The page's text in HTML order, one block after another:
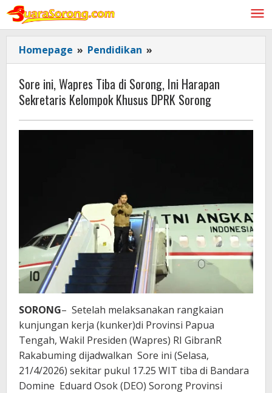
Lewati
konten
Homepage » Pendidikan »
ini,
Wapres
Tiba
di
Sorong,
DPRK
Sorong
Sore ini, Wapres Tiba di Sorong, Ini Harapan
Sekretaris Kelompok Khusus DPRK Sorong
SORONG– Setelah melaksanakan rangkaian
kunjungan kerja (kunker)di Provinsi Papua
Tengah, Wakil Presiden (Wapres) RI GibranR
Rakabuming dijadwalkan Sore ini (Selasa,
21/4/2026) sekitar pukul 17.25 WIT tiba di Bandara
Domine Eduard Osok (DEO) Sorong Provinsi